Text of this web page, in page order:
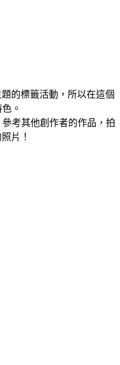
的標籤活動，所以在這個
。
考其他創作者的作品，拍
片！